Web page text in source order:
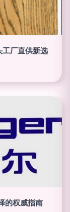
厂直供新选
的权威指南